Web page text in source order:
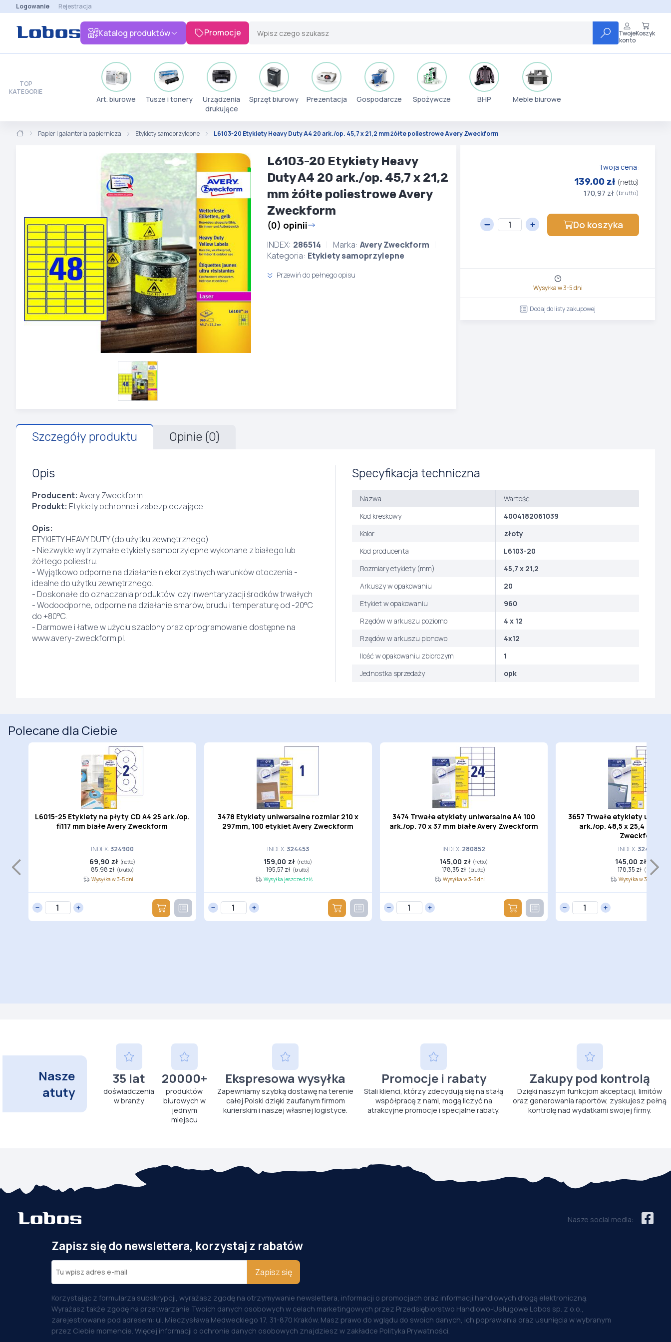
Logowanie Rejestracja
Katalog produktów Promocje
Twoje
konto
Koszyk
TOP
KATEGORIE
Art. biurowe Tusze i tonery
Urządzenia
drukujące
Sprzęt biurowy Prezentacja Gospodarcze Spożywcze BHP Meble biurowe
Papier i galanteria papiernicza Etykiety samoprzylepne L6103-20 Etykiety Heavy Duty A4 20 ark./op. 45,7 x 21,2 mm żółte poliestrowe Avery Zweckform
L6103-20 Etykiety Heavy
Duty A4 20 ark./op. 45,7 x 21,2
mm żółte poliestrowe Avery
Zweckform
(0) opinii
INDEX: 286514 Marka: Avery Zweckform
Kategoria: Etykiety samoprzylepne
Przewiń do pełnego opisu
Twoja cena:
139,00 zł (netto)
170,97 zł (brutto)
Do koszyka
Wysyłka w 3-5 dni
Dodaj do listy zakupowej
Szczegóły produktu Opinie (0)
Opis
Producent: Avery Zweckform
Produkt: Etykiety ochronne i zabezpieczające
Opis:
ETYKIETY HEAVY DUTY (do użytku zewnętrznego)
- Niezwykle wytrzymałe etykiety samoprzylepne wykonane z białego lub
żółtego poliestru.
- Wyjątkowo odporne na działanie niekorzystnych warunków otoczenia -
idealne do użytku zewnętrznego.
- Doskonałe do oznaczania produktów, czy inwentaryzacji środków trwałych
- Wodoodporne, odporne na działanie smarów, brudu i temperaturę od -20°C
do +80°C.
- Darmowe i łatwe w użyciu szablony oraz oprogramowanie dostępne na
www.avery-zweckform.pl.
Specyfikacja techniczna
Nazwa
Wartość
Kod kreskowy
4004182061039
Kolor
złoty
Kod producenta
L6103-20
Rozmiary etykiety (mm)
45,7 x 21,2
Arkuszy w opakowaniu
20
Etykiet w opakowaniu
960
Rzędów w arkuszu poziomo
4 x 12
Rzędów w arkuszu pionowo
4x12
Ilość w opakowaniu zbiorczym
1
Jednostka sprzedaży
opk
Polecane dla Ciebie
L6015-25 Etykiety na płyty CD A4 25 ark./op.
fi117 mm białe Avery Zweckform
INDEX:324900
69,90 zł (netto)
85,98 zł (brutto)
Wysyłka w 3-5 dni
3478 Etykiety uniwersalne rozmiar 210 x
297mm, 100 etykiet Avery Zweckform
INDEX:324453
159,00 zł (netto)
195,57 zł (brutto)
Wysyłka jeszcze dziś
3474 Trwałe etykiety uniwersalne A4 100
ark./op. 70 x 37 mm białe Avery Zweckform
INDEX:280852
145,00 zł (netto)
178,35 zł (brutto)
Wysyłka w 3-5 dni
3657 Trwałe etykiety
ark./op. 48,5 x 25,4 mm
Zweckform
INDEX:324406
145,00 zł (netto)
178,35 zł (brutto)
Wysyłka w 3-5 dni
Nasze
atuty
35 lat
doświadczenia
w branży
20000+
produktów
biurowych w
jednym
miejscu
Ekspresowa wysyłka
Zapewniamy szybką dostawę na terenie
całej Polski dzięki zaufanym firmom
kurierskim i naszej własnej logistyce.
Promocje i rabaty
Stali klienci, którzy zdecydują się na stałą
współpracę z nami, mogą liczyć na
atrakcyjne promocje i specjalne rabaty.
Zakupy pod kontrolą
Dzięki naszym funkcjom akceptacji, limitów
oraz generowania raportów, zyskujesz pełną
kontrolę nad wydatkami swojej firmy.
Nasze social media:
Zapisz się do newslettera, korzystaj z rabatów
Zapisz się
Korzystając z formularza subskrypcji, wyrażasz zgodę na otrzymywanie newslettera, informacji o promocjach oraz informacji handlowych drogą elektroniczną.
Wyrażasz także zgodę na przetwarzanie Twoich danych osobowych w celach marketingowych przez Przedsiębiorstwo Handlowo-Usługowe Lobos sp. z o.o.,
zarejestrowane pod adresem: ul. Mieczysława Medweckiego 17, 31-870 Kraków. Masz prawo do wglądu do swoich danych, ich poprawiania oraz usunięcia w wybranym
przez Ciebie momencie. Więcej informacji o ochronie danych osobowych znajdziesz w zakładce Polityka Prywatności.